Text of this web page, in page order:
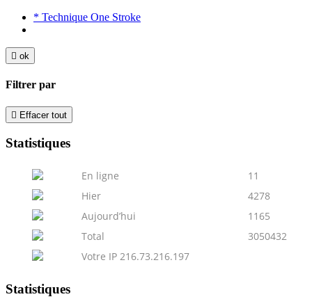
* Technique One Stroke
 ok
Filtrer par
 Effacer tout
Statistiques
En ligne
11
Hier
4278
Aujourd’hui
1165
Total
3050432
Votre IP 216.73.216.197
Statistiques